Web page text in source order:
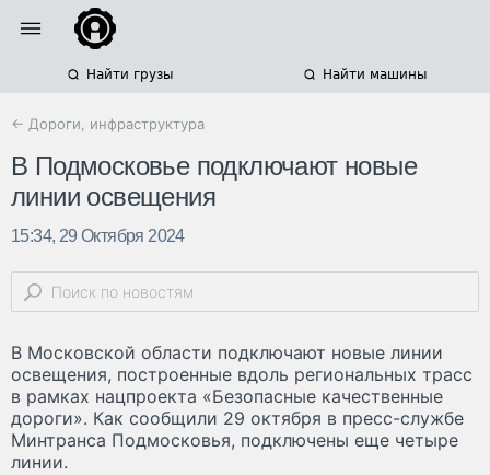
Найти грузы Найти машины
← Дороги, инфраструктура
В Подмосковье подключают новые
линии освещения
15:34, 29 Октября 2024
В Московской области подключают новые линии
освещения, построенные вдоль региональных трасс
в рамках нацпроекта «Безопасные качественные
дороги». Как сообщили 29 октября в пресс-службе
Минтранса Подмосковья, подключены еще четыре
линии.